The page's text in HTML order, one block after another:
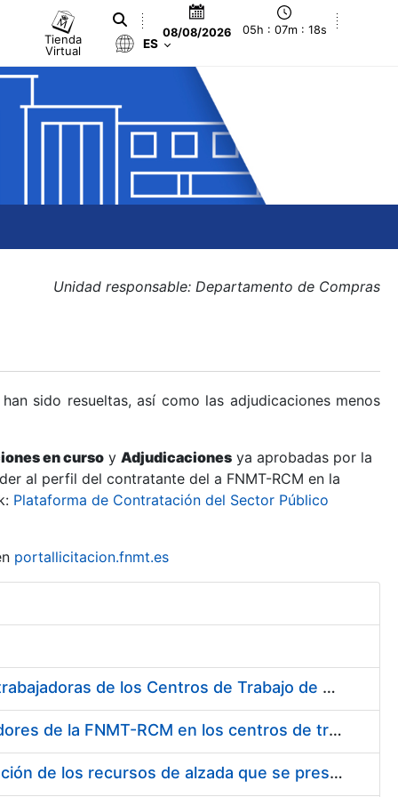
Tienda
Virtual
08/08/2026 05h : 07m : 18s
ES
Unidad responsable: Departamento de Compras
sido resueltas, así como las adjudicaciones menos
en curso y Adjudicaciones ya aprobadas por la
al perfil del contratante del a FNMT-RCM en la
Plataforma de Contratación del Sector Público
portallicitacion.fnmt.es
Suministro de Protectores Auditivos a medida para las personas trabajadoras de los Centros de Trabajo de Madrid y Burgos
Suministro de gafas graduadas antiproyecciones para los trabajadores de la FNMT-RCM en los centros de trabajo de Madrid y Burgos
Servicios de una empresa externa para el asesoramiento y resolución de los recursos de alzada que se presentan relacionados con procesos de selección para la FNMT-RCM